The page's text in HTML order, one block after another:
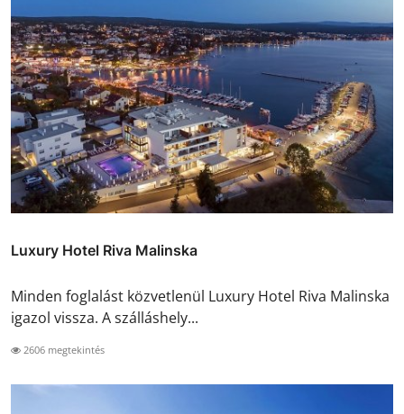
Luxury Hotel Riva Malinska
Minden foglalást közvetlenül Luxury Hotel Riva Malinska
igazol vissza. A szálláshely...
2606 megtekintés